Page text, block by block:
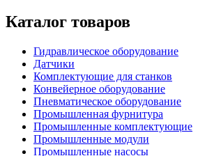
Каталог товаров
Гидравлическое оборудование
Датчики
Комплектующие для станков
Конвейерное оборудование
Пневматическое оборудование
Промышленная фурнитура
Промышленные комплектующие
Промышленные модули
Промышленные насосы